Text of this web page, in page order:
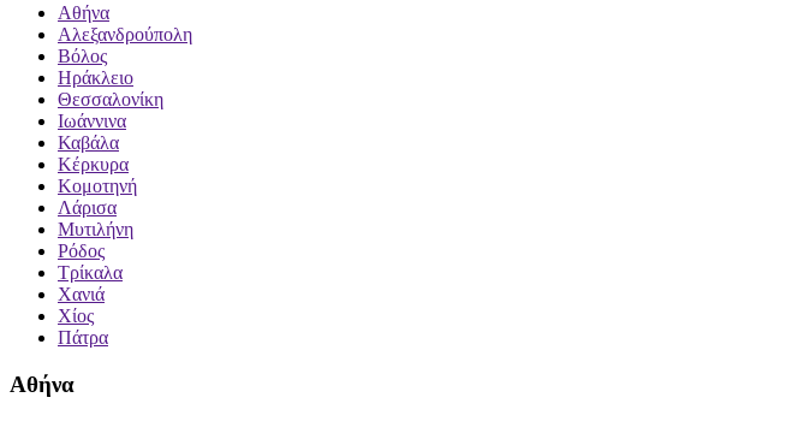
Αθήνα
Αλεξανδρούπολη
Βόλος
Ηράκλειο
Θεσσαλονίκη
Ιωάννινα
Καβάλα
Κέρκυρα
Κομοτηνή
Λάρισα
Μυτιλήνη
Ρόδος
Τρίκαλα
Χανιά
Χίος
Πάτρα
Αθήνα